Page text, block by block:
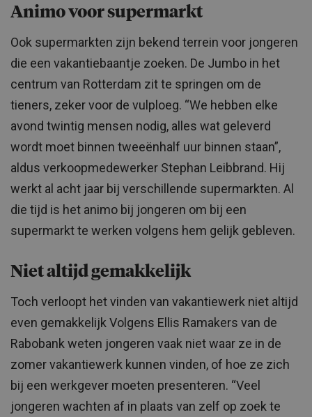
Animo voor supermarkt
Ook supermarkten zijn bekend terrein voor jongeren
die een vakantiebaantje zoeken. De Jumbo in het
centrum van Rotterdam zit te springen om de
tieners, zeker voor de vulploeg. “We hebben elke
avond twintig mensen nodig, alles wat geleverd
wordt moet binnen tweeënhalf uur binnen staan”,
aldus verkoopmedewerker Stephan Leibbrand. Hij
werkt al acht jaar bij verschillende supermarkten. Al
die tijd is het animo bij jongeren om bij een
supermarkt te werken volgens hem gelijk gebleven.
Niet altijd gemakkelijk
Toch verloopt het vinden van vakantiewerk niet altijd
even gemakkelijk Volgens Ellis Ramakers van de
Rabobank weten jongeren vaak niet waar ze in de
zomer vakantiewerk kunnen vinden, of hoe ze zich
bij een werkgever moeten presenteren. “Veel
jongeren wachten af in plaats van zelf op zoek te